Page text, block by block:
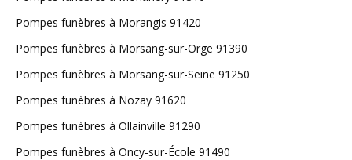
Pompes funèbres à Morangis 91420
Pompes funèbres à Morsang-sur-Orge 91390
Pompes funèbres à Morsang-sur-Seine 91250
Pompes funèbres à Nozay 91620
Pompes funèbres à Ollainville 91290
Pompes funèbres à Oncy-sur-École 91490